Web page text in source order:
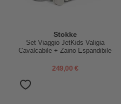
Stokke
Set Viaggio JetKids Valigia
Cavalcabile + Zaino Espandibile
249,00 €